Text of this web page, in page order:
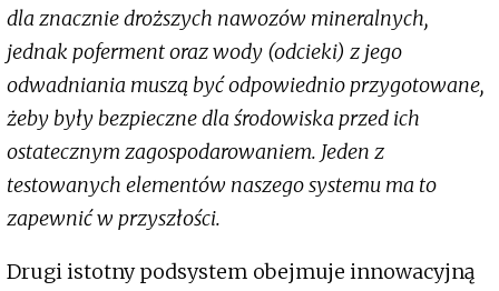
dla znacznie droższych nawozów mineralnych,
jednak poferment oraz wody (odcieki) z jego
odwadniania muszą być odpowiednio przygotowane,
żeby były bezpieczne dla środowiska przed ich
ostatecznym zagospodarowaniem. Jeden z
testowanych elementów naszego systemu ma to
zapewnić w przyszłości.
Drugi istotny podsystem obejmuje innowacyjną